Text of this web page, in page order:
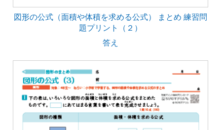
図形の公式（面積や体積を求める公式） まとめ 練習問
題プリント（２）
答え